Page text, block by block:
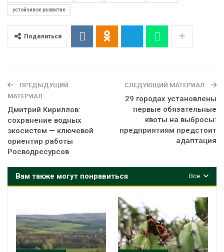
устойчивое развитие
Поделиться
ПРЕДЫДУЩИЙ
МАТЕРИАЛ
Дмитрий Кириллов:
сохранение водных
экосистем — ключевой
ориентир работы
Росводресурсов
СЛЕДУЮЩИЙ МАТЕРИАЛ
29 городах установлены
первые обязательные
квоты на выбросы:
предприятиям предстоит
адаптация
Все
Вам также могут понравиться